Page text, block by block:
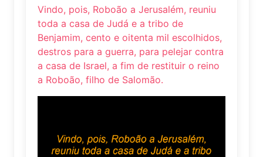
Vindo, pois, Roboão a Jerusalém, reuniu
toda a casa de Judá e a tribo de
Benjamim, cento e oitenta mil escolhidos,
destros para a guerra, para pelejar contra
a casa de Israel, a fim de restituir o reino
a Roboão, filho de Salomão.